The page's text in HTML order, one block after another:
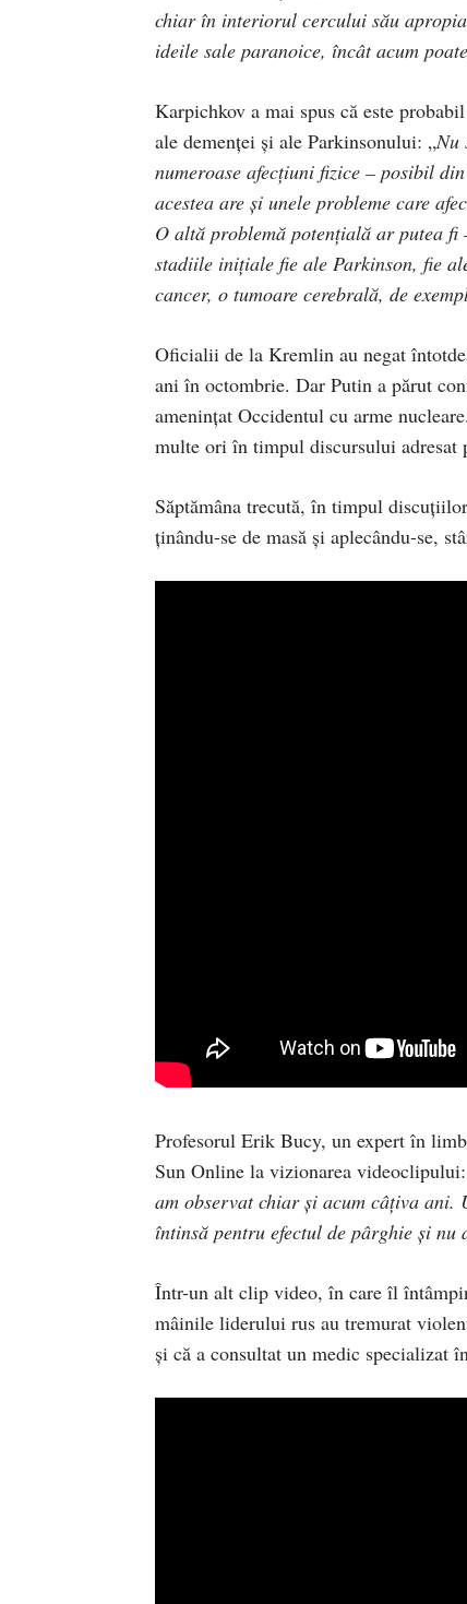
chiar în interiorul cercului său
ideile sale paranoice, încât acum
Karpichkov a mai spus că este
ale demenței și ale Parkinsonului: „Nu
numeroase afecțiuni fizice – posibil
acestea are și unele probleme care
O altă problemă potențială ar putea fi
stadiile inițiale fie ale Parkinson, fie
cancer, o tumoare cerebrală, de
Oficialii de la Kremlin au negat
ani în octombrie. Dar Putin a părut
amenințat Occidentul cu arme
multe ori în timpul discursului
Săptămâna trecută, în timpul
ținându-se de masă și aplecându-se,
Profesorul Erik Bucy, un expert în
Sun Online la vizionarea
am observat chiar și acum câțiva ani.
întinsă pentru efectul de pârghie și
Într-un alt clip video, în care îl
mâinile liderului rus au tremurat
și că a consultat un medic specializat